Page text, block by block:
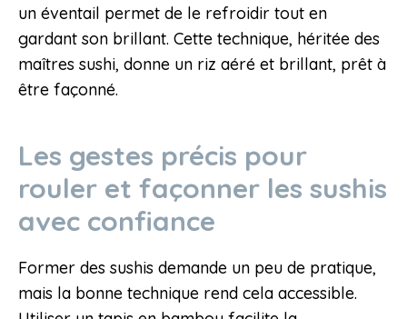
un éventail permet de le refroidir tout en
gardant son brillant. Cette technique, héritée des
maîtres sushi, donne un riz aéré et brillant, prêt à
être façonné.
Les gestes précis pour
rouler et façonner les sushis
avec confiance
Former des sushis demande un peu de pratique,
mais la bonne technique rend cela accessible.